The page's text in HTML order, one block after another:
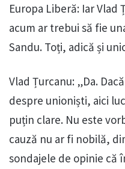
Europa Liberă: Iar Vlad
acum ar trebui să fie
Sandu. Toți, adică și
Vlad Țurcanu: „Da.
despre unioniști, aici
puțin clare. Nu este
cauză nu ar fi nobilă,
sondajele de opinie că